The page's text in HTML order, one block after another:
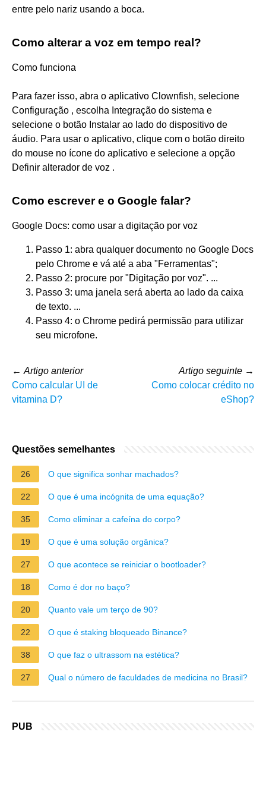
entre pelo nariz usando a boca.
Como alterar a voz em tempo real?
Como funciona
Para fazer isso, abra o aplicativo Clownfish, selecione
Configuração , escolha Integração do sistema e
selecione o botão Instalar ao lado do dispositivo de
áudio. Para usar o aplicativo, clique com o botão direito
do mouse no ícone do aplicativo e selecione a opção
Definir alterador de voz .
Como escrever e o Google falar?
Google Docs: como usar a digitação por voz
Passo 1: abra qualquer documento no Google Docs
pelo Chrome e vá até a aba "Ferramentas";
Passo 2: procure por "Digitação por voz". ...
Passo 3: uma janela será aberta ao lado da caixa
de texto. ...
Passo 4: o Chrome pedirá permissão para utilizar
seu microfone.
← Artigo anterior
Como calcular UI de
vitamina D?
Artigo seguinte →
Como colocar crédito no
eShop?
Questões semelhantes
26 O que significa sonhar machados?
22 O que é uma incógnita de uma equação?
35 Como eliminar a cafeína do corpo?
19 O que é uma solução orgânica?
27 O que acontece se reiniciar o bootloader?
18 Como é dor no baço?
20 Quanto vale um terço de 90?
22 O que é staking bloqueado Binance?
38 O que faz o ultrassom na estética?
27 Qual o número de faculdades de medicina no Brasil?
PUB